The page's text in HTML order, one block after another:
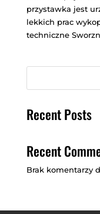
przystawka jest
lekkich prac
techniczne
Recent Posts
Recent
Brak komentarzy